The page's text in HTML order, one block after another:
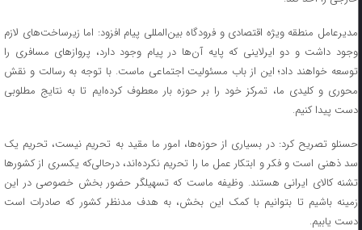
مدیرعامل منطقه ویژه اقتصادی و فرودگاه بین‌المللی پیام افزود: اما زیرساخت‌های لازم
وجود داشت و دو ایرلاینی که پایه آن‌ها در پیام وجود دارد، پروازهای مسافری را
توسعه خواهند داد؛ این از باب مسئولیت اجتماعی ماست. با توجه به رسالت و نقش
محوری و کلیدی ما، تمرکز خود را بر حوزه بار معطوف کرده‌ایم تا به نتایج مطلوبی
دست پیدا کنیم.
حسنلو تصریح کرد: در بسیاری از حوزه‌ها، امور ما مقید به تحریم نیست، تحریم یک
سد ذهنی است و فکر و ابتکار عمل ما را تحریم نکرده‌اند، درحالی‌که یکسری از کشورها
تشنه کالای ایرانی هستند. وظیفه ماست که تسهیلگر حضور بخش خصوصی در این
زمینه باشیم تا بتوانیم با کمک این بخش، به هدف مدنظر کشور که صادرات است
دست یابیم.